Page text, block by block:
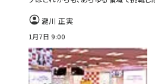
瀧川 正実
1月7日 9:00